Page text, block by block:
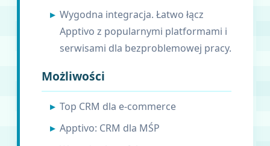
Wygodna integracja. Łatwo łącz
Apptivo z popularnymi platformami i
serwisami dla bezproblemowej pracy.
Możliwości
Top CRM dla e-commerce
Apptivo: CRM dla MŚP